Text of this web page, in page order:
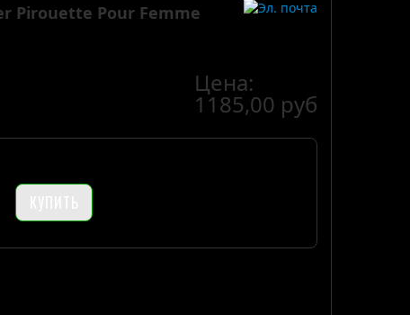
Pirouette Pour Femme
Цена:
1185,00 руб